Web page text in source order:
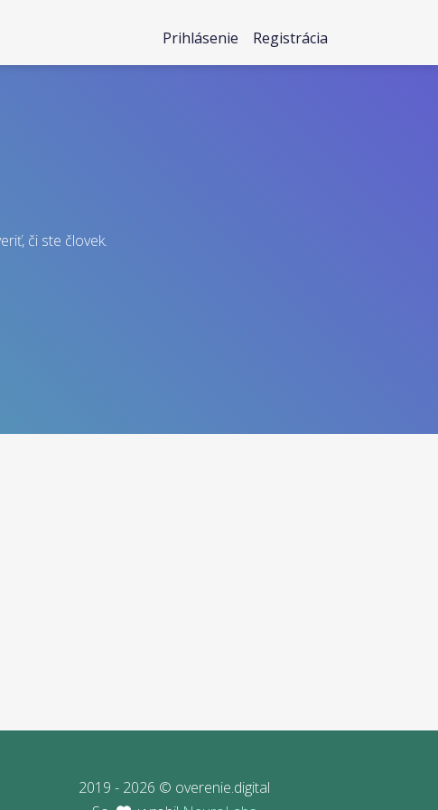
Prihlásenie Registrácia
či ste človek.
2019 - 2026 © overenie.digital